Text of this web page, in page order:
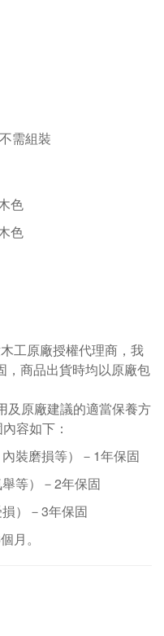
需組裝
色
色
工原廠授權代理商，我
，商品出貨時均以原廠包
及原廠建議的適當保養方
容如下：
裝磨損等）－ 1年保固
等）－2年保固
）－3年保固
個月。